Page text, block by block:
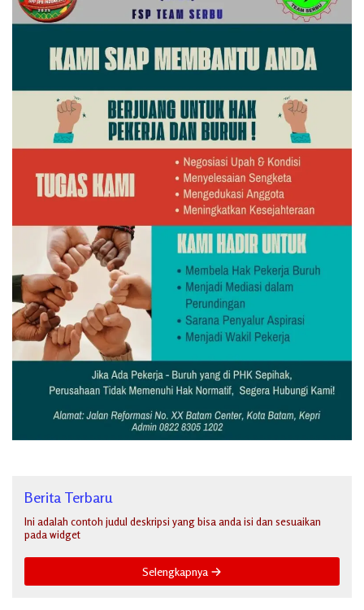
Berita Terbaru
Ini adalah contoh judul deskripsi yang bisa anda isi dan sesuaikan
pada widget
Selengkapnya